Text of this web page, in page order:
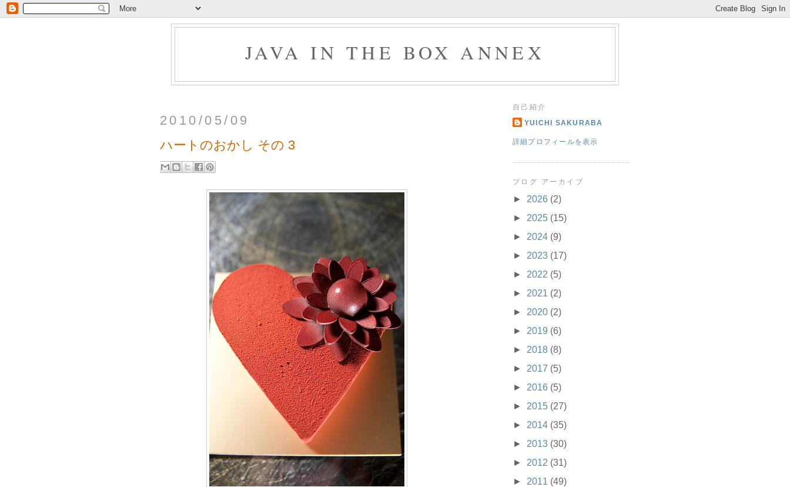
JAVA IN THE BOX ANNEX
2010/05/09
ハートのおかし その 3
自己紹介
YUICHI SAKURABA
詳細プロフィールを表示
ブログ アーカイブ
► 2026 (2)
► 2025 (15)
► 2024 (9)
► 2023 (17)
► 2022 (5)
► 2021 (2)
► 2020 (2)
► 2019 (6)
► 2018 (8)
► 2017 (5)
► 2016 (5)
► 2015 (27)
► 2014 (35)
► 2013 (30)
► 2012 (31)
► 2011 (49)